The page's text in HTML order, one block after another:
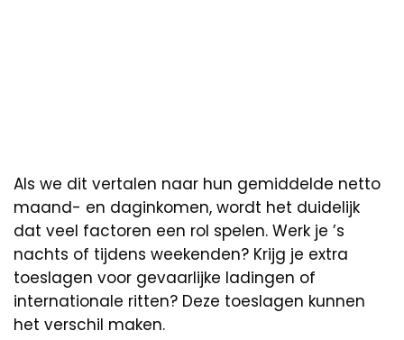
Als we dit vertalen naar hun gemiddelde netto
maand- en daginkomen, wordt het duidelijk
dat veel factoren een rol spelen. Werk je ’s
nachts of tijdens weekenden? Krijg je extra
toeslagen voor gevaarlijke ladingen of
internationale ritten? Deze toeslagen kunnen
het verschil maken.